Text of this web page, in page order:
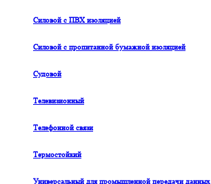
Силовой с ПВХ изоляцией
Силовой с пропитанной бумажной изоляцией
Судовой
Телевизионный
Телефонной связи
Термостойкий
Универсальный для промышленной передачи данных